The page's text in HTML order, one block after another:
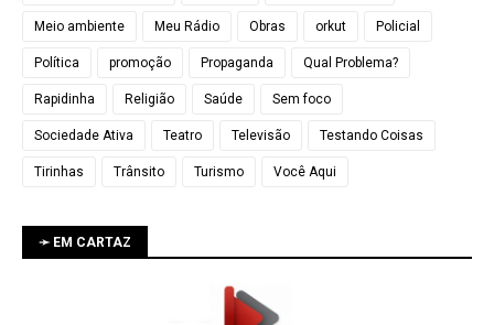
Meio ambiente Meu Rádio Obras orkut Policial
Política promoção Propaganda Qual Problema?
Rapidinha Religião Saúde Sem foco
Sociedade Ativa Teatro Televisão Testando Coisas
Tirinhas Trânsito Turismo Você Aqui
➛ EM CARTAZ